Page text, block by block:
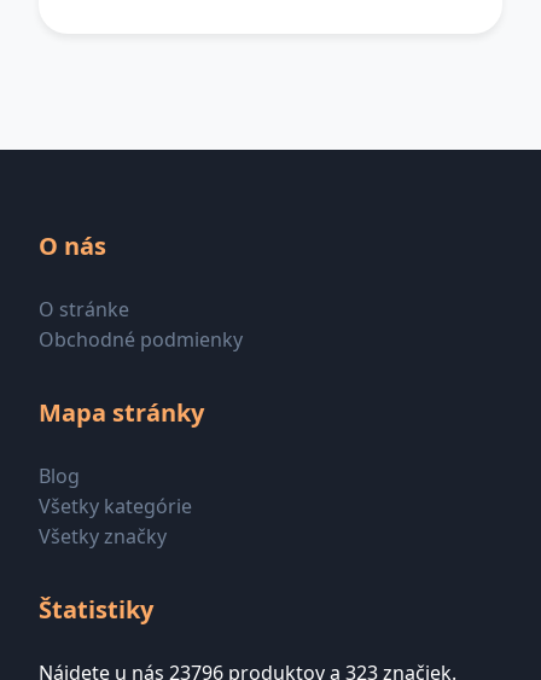
O nás
O stránke
Obchodné podmienky
Mapa stránky
Blog
Všetky kategórie
Všetky značky
Štatistiky
Nájdete u nás 23796 produktov a 323 značiek.